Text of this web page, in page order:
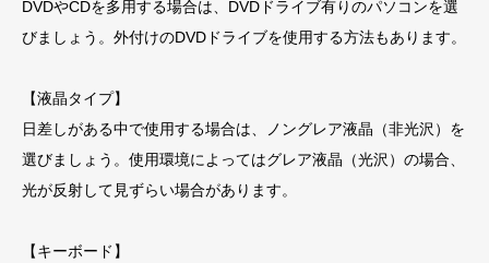
DVDやCDを多用する場合は、DVDドライブ有りのパソコンを選
びましょう。外付けのDVDドライブを使用する方法もあります。
【液晶タイプ】
日差しがある中で使用する場合は、ノングレア液晶（非光沢）を
選びましょう。使用環境によってはグレア液晶（光沢）の場合、
光が反射して見ずらい場合があります。
【キーボード】